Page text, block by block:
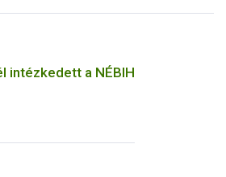
intézkedett a NÉBIH